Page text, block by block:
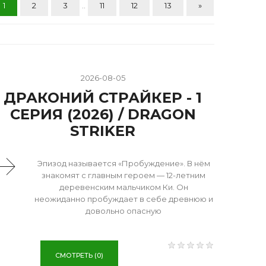
1 2 3 .. 11 12 13 »
2026-08-05
ДРАКОНИЙ СТРАЙКЕР - 1
СЕРИЯ (2026) / DRAGON
STRIKER
Эпизод называется «Пробуждение». В нём
знакомят с главным героем — 12-летним
деревенским мальчиком Ки. Он
неожиданно пробуждает в себе древнюю и
довольно опасную
СМОТРЕТЬ (0)